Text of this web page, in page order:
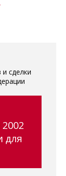
сделки
для